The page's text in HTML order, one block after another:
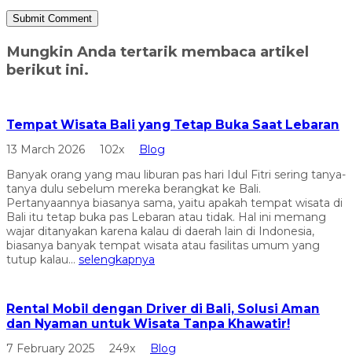
Mungkin Anda tertarik membaca artikel
berikut ini.
Tempat Wisata Bali yang Tetap Buka Saat Lebaran
13 March 2026 102x
Blog
Banyak orang yang mau liburan pas hari Idul Fitri sering tanya-
tanya dulu sebelum mereka berangkat ke Bali.
Pertanyaannya biasanya sama, yaitu apakah tempat wisata di
Bali itu tetap buka pas Lebaran atau tidak. Hal ini memang
wajar ditanyakan karena kalau di daerah lain di Indonesia,
biasanya banyak tempat wisata atau fasilitas umum yang
tutup kalau... selengkapnya
Rental Mobil dengan Driver di Bali, Solusi Aman
dan Nyaman untuk Wisata Tanpa Khawatir!
7 February 2025 249x
Blog